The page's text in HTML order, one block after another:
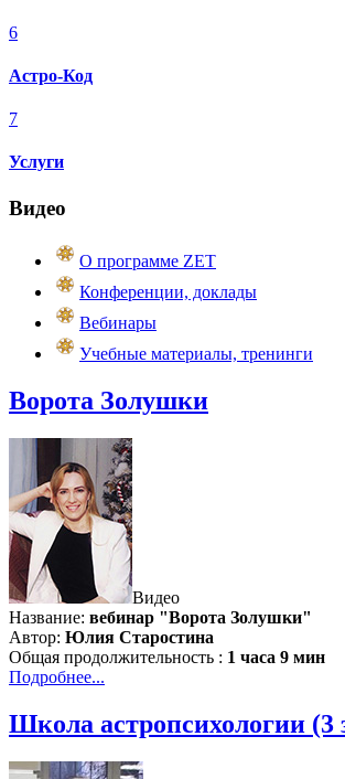
6
Астро-Код
7
Услуги
Видео
О программе ZET
Конференции, доклады
Вебинары
Учебные материалы, тренинги
Ворота Золушки
Видео
Название: вебинар "Ворота Золушки"
Автор: Юлия Старостина
Общая продолжительность : 1 часа 9 мин
Подробнее...
Школа астропсихологии (3